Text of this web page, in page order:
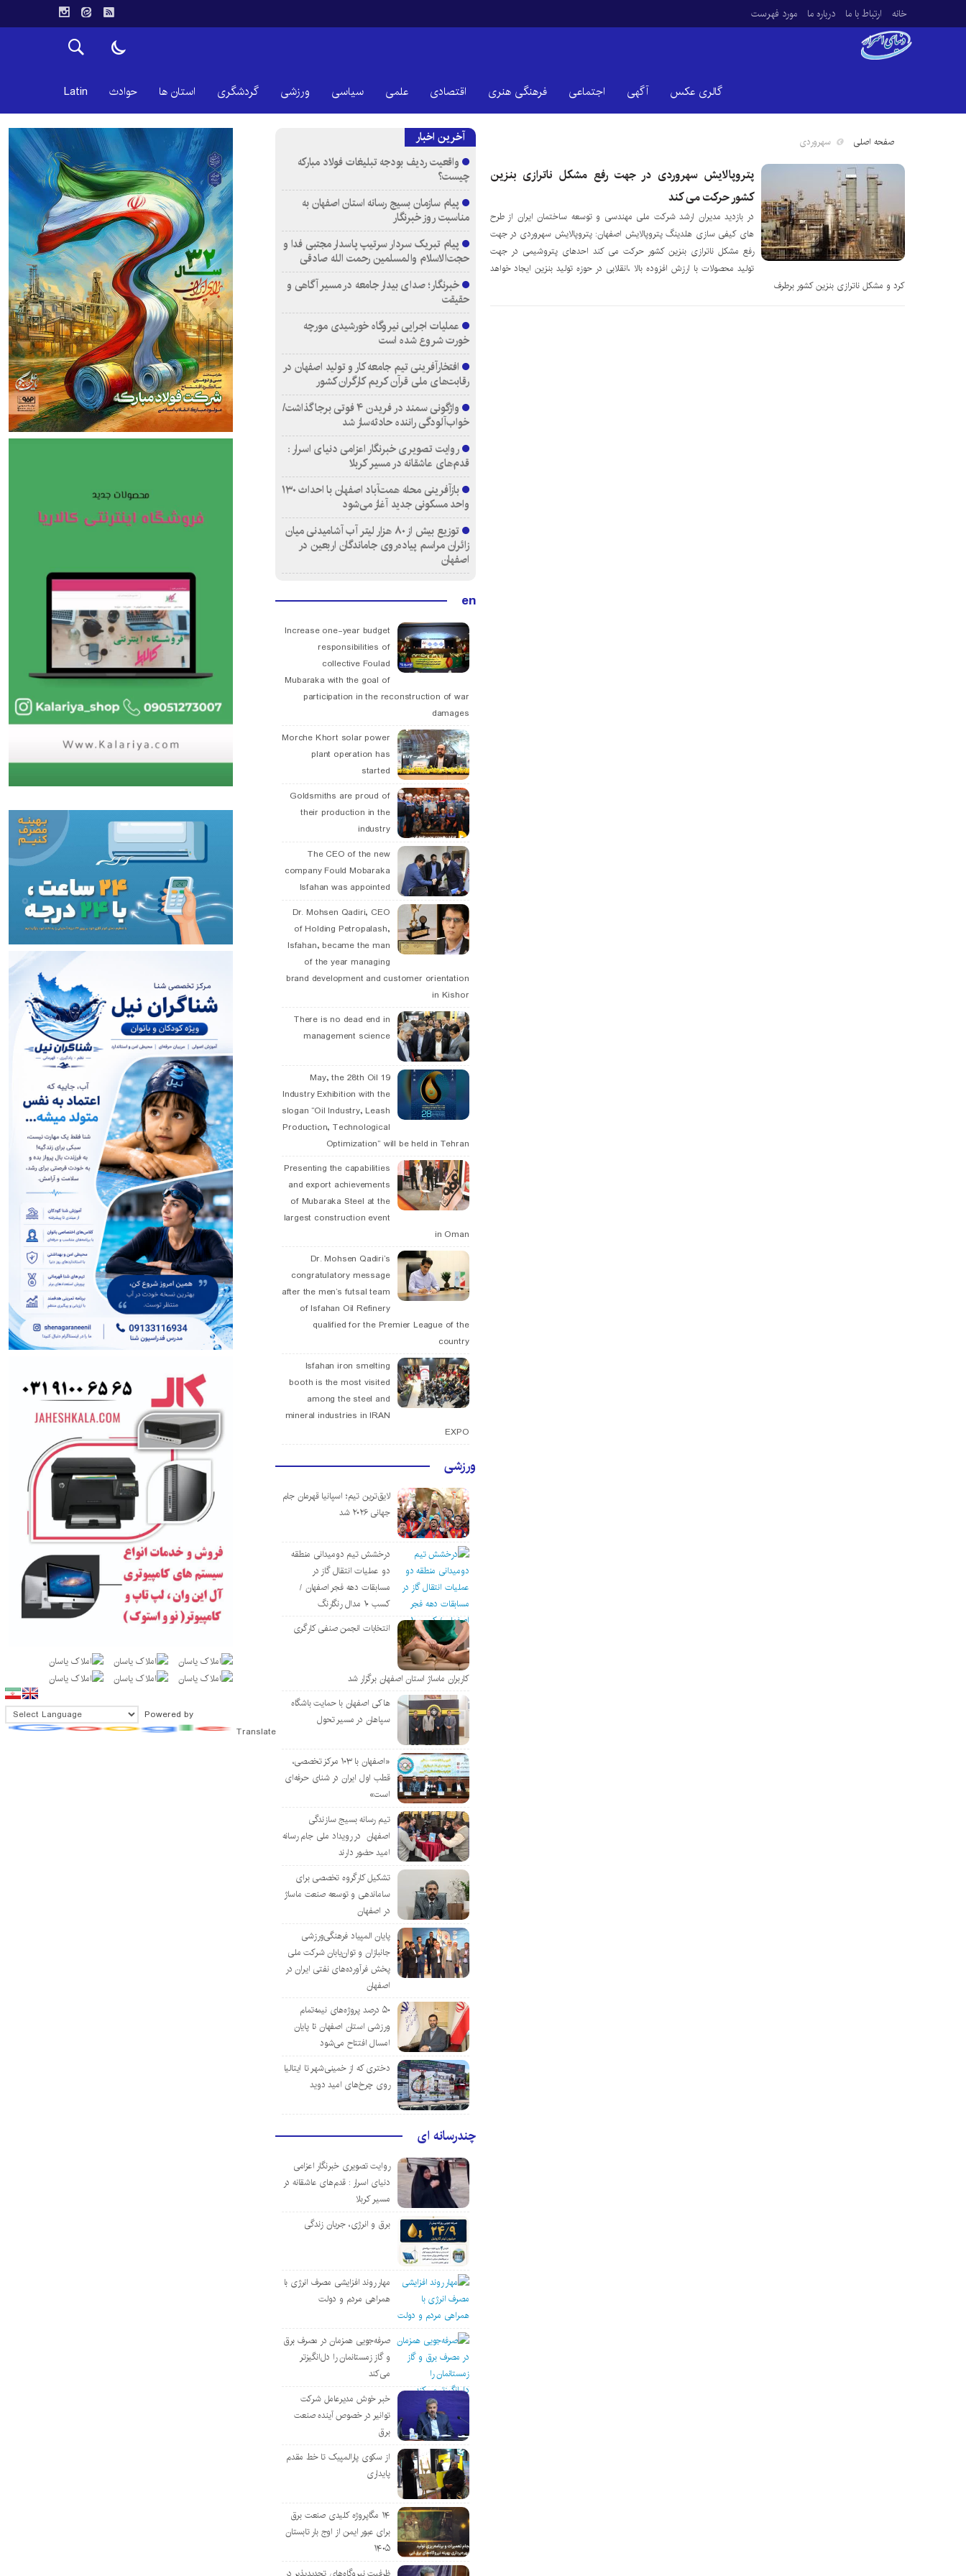
خانه ارتباط با ما درباره ما مورد فهرست
گالری عکس آگهی اجتماعی فرهنگی هنری اقتصادی علمی سیاسی ورزشی گردشگری استان ها حوادث Latin
صفحه اصلی سهروردی
پتروپالایش سهروردی در جهت رفع مشکل ناترازی بنزین
کشور حرکت می کند
در بازدید مدیران ارشد شرکت ملی مهندسی و توسعه ساختمان ایران از طرح
های کیفی سازی هلدینگ پتروپالایش اصفهان: پتروپالایش سهروردی در جهت
رفع مشکل ناترازی بنزین کشور حرکت می کند احدهای پتروشیمی در جهت
تولید محصولات با ارزش افزوده بالا ،انقلابی در حوزه تولید بنزین ایجاد خواهد
کرد و مشکل ناترازی بنزین کشور برطرف
آخرین اخبار
واقعیت ردیف بودجه تبلیغات فولاد مبارکه
چیست؟
پیام سازمان بسیج رسانه استان اصفهان به
مناسبت روز خبرنگار
پیام تبریک سردار سرتیپ پاسدار مجتبی فدا و
حجت‌الاسلام والمسلمین رحمت الله صادقی
خبرنگار؛ صدای بیدار جامعه در مسیر آگاهی و
حقیقت
عملیات اجرایی نیروگاه خورشیدی مورچه
خورت شروع شده است
افتخارآفرینی تیم جامعه کار و تولید اصفهان در
رقابت‌های ملی قرآن کریم کارگران کشور
واژگونی سمند در فریدن ۴ فوتی برجا گذاشت/
خواب‌آلودگی راننده حادثه‌ساز شد
روایت تصویری خبرنگار اعزامی دنیای اسرار :
قدم‌های عاشقانه در مسیر کربلا
بازآفرینی محله همت‌آباد اصفهان با احداث ۱۳۰
واحد مسکونی جدید آغاز می‌شود
توزیع بیش از ۸۰ هزار لیتر آب آشامیدنی میان
زائران مراسم پیاده‌روی جاماندگان اربعین در
اصفهان
en
Increase one-year budget
responsibilities of
collective Foulad
Mubaraka with the goal of
participation in the reconstruction of war
damages
Morche Khort solar power
plant operation has
started
Goldsmiths are proud of
their production in the
industry
The CEO of the new
company Fould Mobaraka
Isfahan was appointed
Dr. Mohsen Qadiri, CEO
of Holding Petropalash,
Isfahan, became the man
of the year managing
brand development and customer orientation
in Kishor
There is no dead end in
management science
19 May, the 28th Oil
Industry Exhibition with the
slogan “Oil Industry, Leash
Production, Technological
Optimization” will be held in Tehran
Presenting the capabilities
and export achievements
of Mubaraka Steel at the
largest construction event
in Oman
Dr. Mohsen Qadiri’s
congratulatory message
after the men’s futsal team
of Isfahan Oil Refinery
qualified for the Premier League of the
country
Isfahan iron smelting
booth is the most visited
among the steel and
mineral industries in IRAN
EXPO
ورزشی
لایق‌ترین تیم؛ اسپانیا قهرمان جام
جهانی ۲۰۲۶ شد
درخشش تیم دومیدانی منطقه
دو عملیات انتقال گاز در
مسابقات دهه فجر اصفهان /
کسب ۱۰ مدال رنگارنگ
انتخابات انجمن صنفی کارگری
کاربران ماساژ استان اصفهان برگزار شد
هاکی اصفهان با حمایت باشگاه
سپاهان در مسیر تحول
«اصفهان با ۱۰۳ مرکز تخصصی،
قطب اول ایران در شنای حرفه‌ای
است»
تیم رسانه بسیج سازندگی
اصفهان در رویداد ملی جام رسانه
امید حضور دارند
تشکیل کارگروه تخصصی برای
ساماندهی و توسعه صنعت ماساژ
در اصفهان
پایان المپیاد فرهنگی‌ورزشی
جانبازان و توان‌یابان شرکت ملی
پخش فرآورده‌های نفتی ایران در
اصفهان
۵۰ درصد پروژه‌های نیمه‌تمام
ورزشی استان اصفهان تا پایان
امسال افتتاح می‌شود
دختری که از خمینی‌شهر تا ایتالیا
روی چرخ‌های امید دوید
چندرسانه ای
روایت تصویری خبرنگار اعزامی
دنیای اسرار : قدم‌های عاشقانه در
مسیر کربلا
برق و انرژی، جریان زندگی
مهار روند افزایشی مصرف انرژی با
همراهی مردم و دولت
صرفه‌جویی همزمان در مصرف برق
و گاز زمستانمان را دل‌انگیزتر
می‌کند
خبر خوش مدیرعامل شرکت
توانیر در خصوص آینده صنعت
برق
از سکوی پارالمپیک تا خط مقدم
پایداری
۱۴ مگاپروژه‌ کلیدی صنعت برق
برای عبور ایمن از اوج بار تابستان
۱۴۰۵
Powered by
Translate